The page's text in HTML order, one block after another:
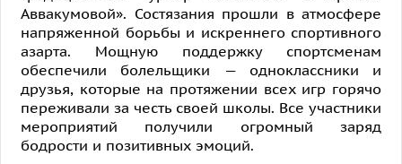
Аввакумовой». Состязания прошли в атмосфере
напряженной борьбы и искреннего спортивного
азарта. Мощную поддержку спортсменам
обеспечили болельщики — одноклассники и
друзья, которые на протяжении всех игр горячо
переживали за честь своей школы. Все участники
мероприятий получили огромный заряд
бодрости и позитивных эмоций.